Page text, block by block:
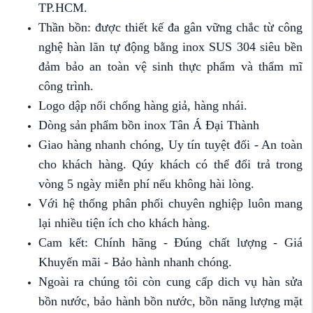
TP.HCM.
Thần bồn: được thiết kế đa gân vững chắc từ công
nghệ hàn lăn tự động bằng inox SUS 304 siêu bền
đảm bảo an toàn vệ sinh thực phẩm và thẩm mĩ
công trình.
Logo dập nổi chống hàng giả, hàng nhái.
Dòng sản phẩm bồn inox Tân Á Đại Thành
Giao hàng nhanh chóng, Uy tín tuyệt đối - An toàn
cho khách hàng. Qúy khách có thể đổi trả trong
vòng 5 ngày miễn phí nếu không hài lòng.
Với hệ thống phân phối chuyên nghiệp luôn mang
lại nhiều tiện ích cho khách hàng.​
Cam kết: Chính hãng - Đúng chất lượng - Giá
Khuyến mãi - Bảo hành nhanh chóng.
Ngoài ra chúng tôi còn cung cấp dich vụ hàn sửa
bồn nước, bảo hành bồn nước, bồn năng lượng mặt